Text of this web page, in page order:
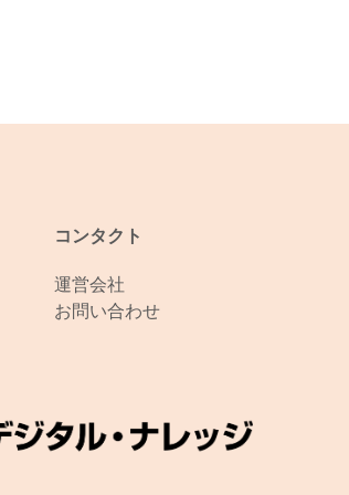
コンタクト
運営会社
お問い合わせ